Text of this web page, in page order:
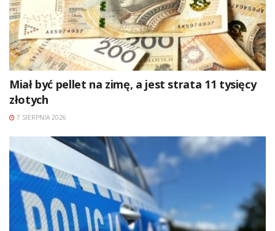
Miał być pellet na zimę, a jest strata 11 tysięcy
złotych
7 SIERPNIA 2026